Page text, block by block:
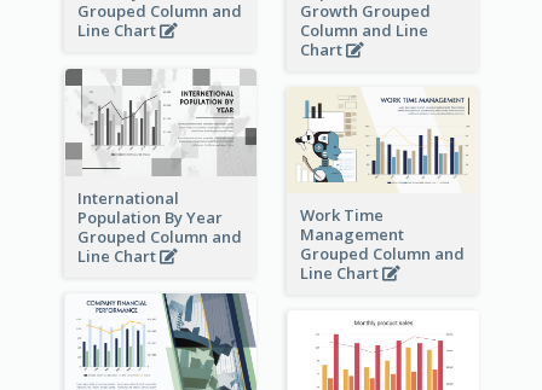
Grouped Column and
Line Chart
Growth Grouped
Column and Line
Chart
International
Population By Year
Grouped Column and
Line Chart
Work Time
Management
Grouped Column and
Line Chart